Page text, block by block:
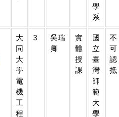
學
系
大
同
大
學
電
機
工
程
3
吳瑞
卿
實
體
授
課
國
立
臺
灣
師
範
大
學
不
可
認
抵